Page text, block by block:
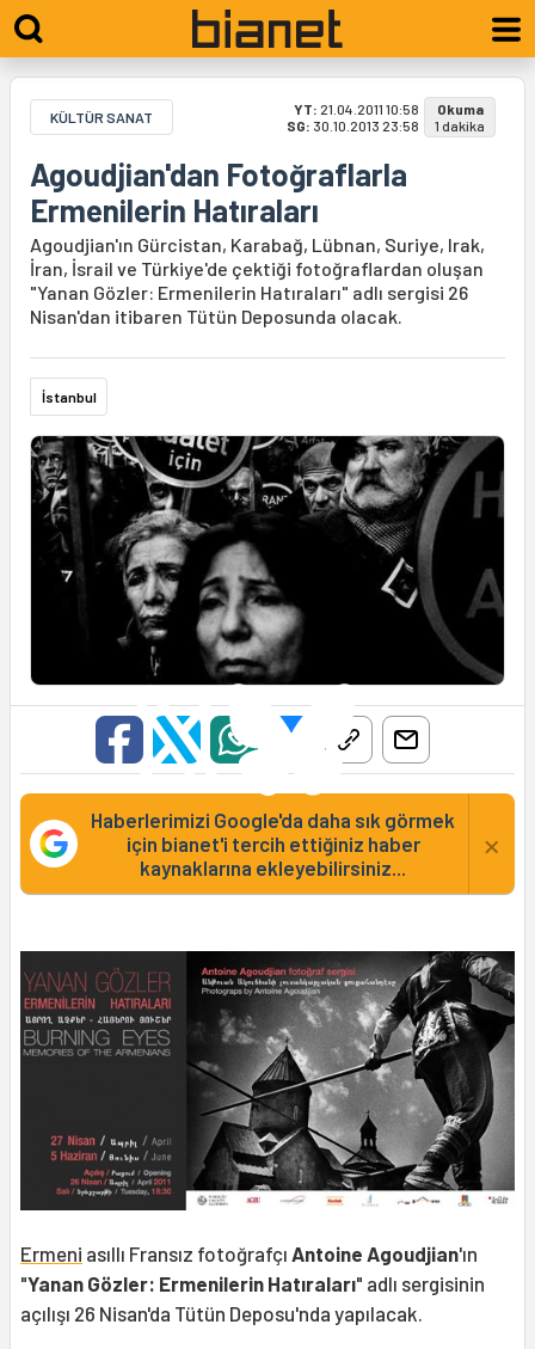
KÜLTÜR SANAT YT: 21.04.2011 10:58
SG: 30.10.2013 23:58
Okuma
1 dakika
Agoudjian'dan Fotoğraflarla
Ermenilerin Hatıraları
Agoudjian'ın Gürcistan, Karabağ, Lübnan, Suriye, Irak,
İran, İsrail ve Türkiye'de çektiği fotoğraflardan oluşan
"Yanan Gözler: Ermenilerin Hatıraları" adlı sergisi 26
Nisan'dan itibaren Tütün Deposunda olacak.
İstanbul
Haberlerimizi Google'da daha sık görmek
için bianet'i tercih ettiğiniz haber
kaynaklarına ekleyebilirsiniz...
×
Ermeni asıllı Fransız fotoğrafçı Antoine Agoudjian'ın
"Yanan Gözler: Ermenilerin Hatıraları" adlı sergisinin
açılışı 26 Nisan'da Tütün Deposu'nda yapılacak.